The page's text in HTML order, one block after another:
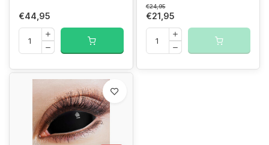
€44,95
€24,95
€21,95